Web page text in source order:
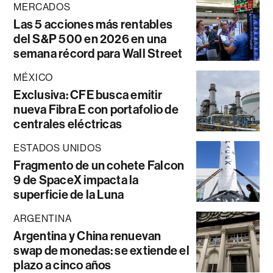
MERCADOS
Las 5 acciones más rentables
del S&P 500 en 2026 en una
semana récord para Wall Street
MÉXICO
Exclusiva: CFE busca emitir
nueva Fibra E con portafolio de
centrales eléctricas
ESTADOS UNIDOS
Fragmento de un cohete Falcon
9 de SpaceX impacta la
superficie de la Luna
ARGENTINA
Argentina y China renuevan
swap de monedas: se extiende el
plazo a cinco años